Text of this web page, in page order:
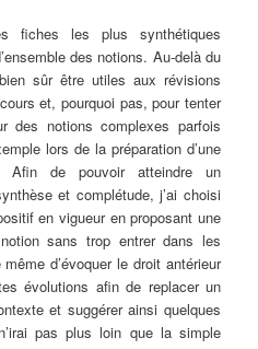
fiches les plus synthétiques
des notions. Au-delà du
sûr être utiles aux révisions
et, pourquoi pas, pour tenter
des notions complexes parfois
lors de la préparation d’une
Afin de pouvoir atteindre un
et complétude, j’ai choisi
en vigueur en proposant une
sans trop entrer dans les
d’évoquer le droit antérieur
évolutions afin de replacer un
et suggérer ainsi quelques
pas plus loin que la simple